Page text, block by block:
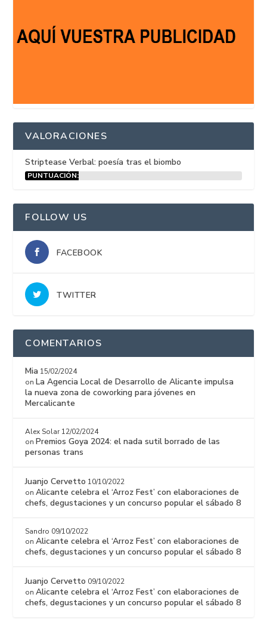
VALORACIONES
Striptease Verbal: poesía tras el biombo
PUNTUACIÓN:
FOLLOW US
FACEBOOK
TWITTER
COMENTARIOS
Mia 15/02/2024
onLa Agencia Local de Desarrollo de Alicante impulsa
la nueva zona de coworking para jóvenes en
Mercalicante
Alex Solar 12/02/2024
onPremios Goya 2024: el nada sutil borrado de las
personas trans
Juanjo Cervetto 10/10/2022
onAlicante celebra el ‘Arroz Fest’ con elaboraciones de
chefs, degustaciones y un concurso popular el sábado 8
Sandro 09/10/2022
onAlicante celebra el ‘Arroz Fest’ con elaboraciones de
chefs, degustaciones y un concurso popular el sábado 8
Juanjo Cervetto 09/10/2022
onAlicante celebra el ‘Arroz Fest’ con elaboraciones de
chefs, degustaciones y un concurso popular el sábado 8